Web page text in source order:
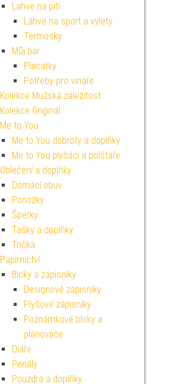
Lahve na pití
Láhve na sport a výlety
Termosky
Můj bar
Placatky
Potřeby pro vinaře
Kolekce Mužská záležitost
Kolekce Originál
Me to You
Me to You dobroty a doplňky
Me to You plyšáci a polštáře
Oblečení a doplňky
Domácí obuv
Ponožky
Šperky
Tašky a doplňky
Trička
Papírnictví
Bloky a zápisníky
Designové zápisníky
Plyšové zápisníky
Poznámkové bloky a
plánovače
Diáře
Penály
Pouzdra a doplňky